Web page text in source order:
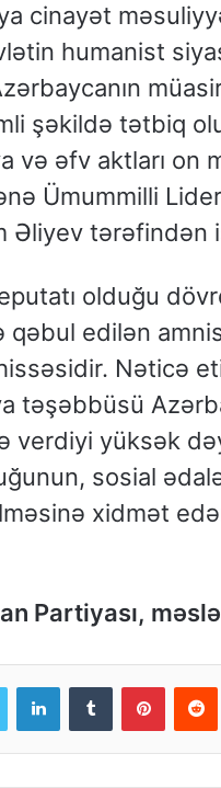
cinayət
humanist
şəkildə tətbiq
və əfv aktları on
Ümummilli
Əliyev tərəfindən
olduğu
edilən
Nəticə
təşəbbüsü
verdiyi yüksək
sosial
xidmət
Partiyası,